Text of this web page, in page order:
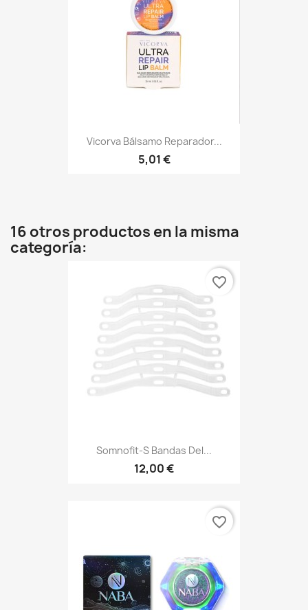
Vicorva Bálsamo Reparador...
5,01 €
16 otros productos en la misma
categoría:
Somnofit-S Bandas Del...
12,00 €
favorite_border
favorite_border